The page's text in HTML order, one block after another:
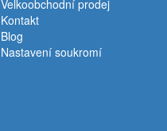
Velkoobchodní prodej
Kontakt
Blog
Nastavení soukromí